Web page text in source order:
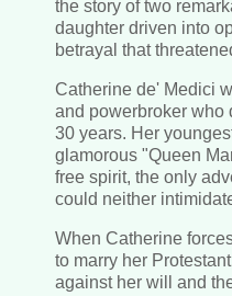
the story of two
daughter driven into
betrayal that
Catherine de' Medici
and powerbroker who
30 years. Her
glamorous "Queen
free spirit, the only
could neither
When Catherine
to marry her
against her will and